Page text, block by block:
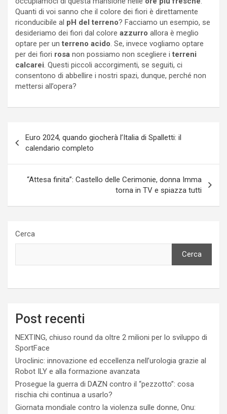
Quanti di voi sanno che il colore dei fiori è direttamente
riconducibile al pH del terreno? Facciamo un esempio, se
desideriamo dei fiori dal colore azzurro allora è meglio
optare per unterreno acido. Se, invece vogliamo optare
per dei fiori rosa non possiamo non scegliere iterreni
calcarei. Questi piccoli accorgimenti, se seguiti, ci
consentono di abbellire i nostri spazi, dunque, perché non
mettersi all’opera?
articoli
Euro 2024, quando giocherà l’Italia di Spalletti: il
calendario completo
“Attesa finita”: Castello delle Cerimonie, donna Imma
torna in TV e spiazza tutti
Cerca
Cerca
Post recenti
NEXTING, chiuso round da oltre 2 milioni per lo sviluppo di
SportFace
Uroclinic: innovazione ed eccellenza nell’urologia grazie al
Robot ILY e alla formazione avanzata
Prosegue la guerra di DAZN contro il “pezzotto”: cosa
rischia chi continua a usarlo?
Giornata mondiale contro la violenza sulle donne, Onu: